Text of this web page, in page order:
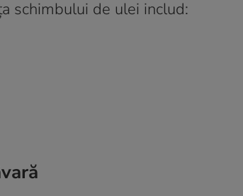
schimbului de ulei includ: